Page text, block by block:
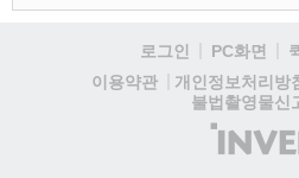
로그인 PC화면
이용약관
개인정보처리방
불법촬영물신
(주)
인